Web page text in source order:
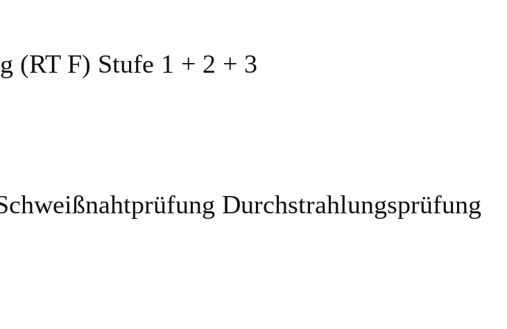
(RT F) Stufe 1 + 2 + 3
Durchstrahlungsprüfung